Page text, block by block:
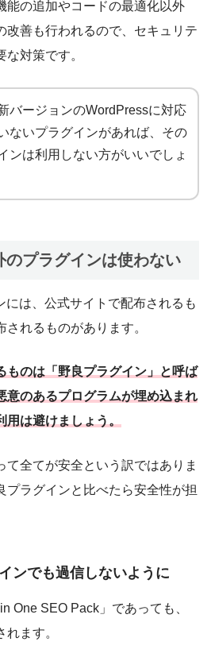
能の追加やコードの最適化以外
改善も行われるので、セキュリテ
対策です。
バージョンのWordPressに対応
ないプラグインがあれば、その
ンは利用しない方がいいでしょ
のプラグインは使わない
には、公式サイトで配布されるも
れるものがあります。
ものは「野良プラグイン」と呼ば
意のあるプログラムが埋め込まれ
は避けましょう。
て全てが安全という訳ではありま
プラグインと比べたら安全性が担
ンでも過信しないように
One SEO Pack」であっても、
ます。